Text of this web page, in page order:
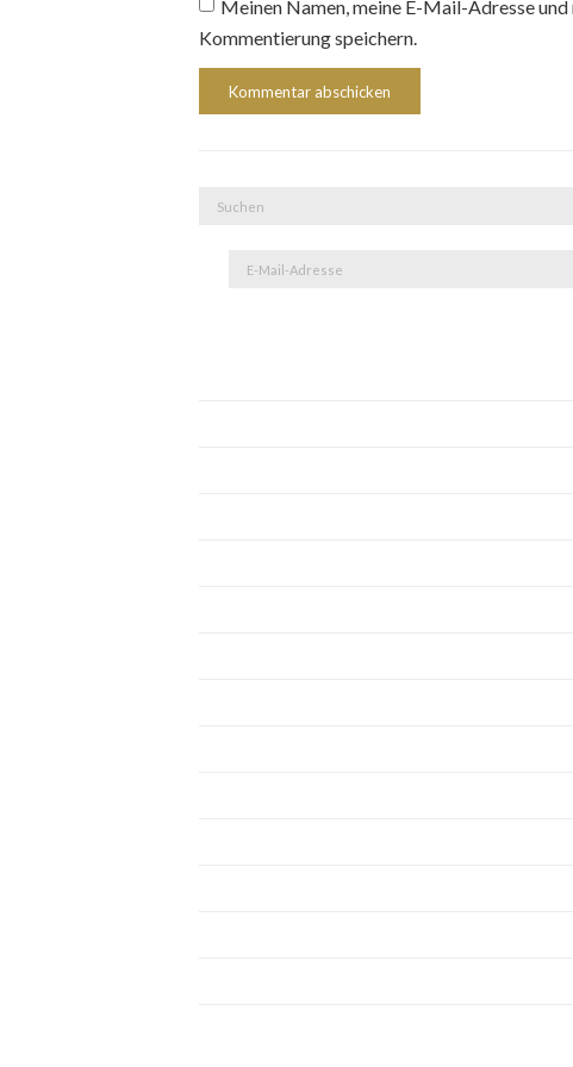
Meinen Namen, meine E-Mail-Adresse
Kommentierung speichern.